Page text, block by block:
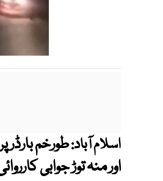
اسلام آباد:طورخم بارڈر
اور منہ توڑ جوابی